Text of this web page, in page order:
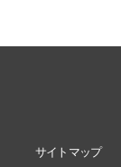
サイトマップ